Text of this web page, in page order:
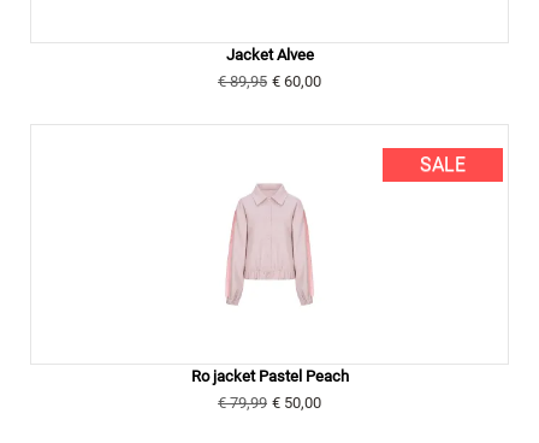
Jacket Alvee
€ 89,95 € 60,00
SALE
Ro jacket Pastel Peach
€ 79,99 € 50,00